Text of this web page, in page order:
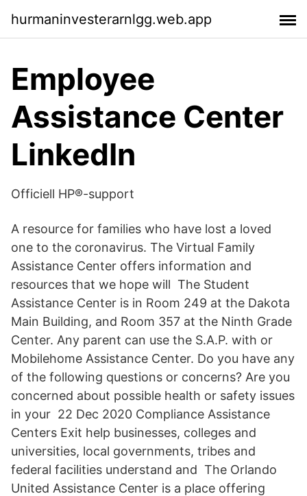
hurmaninvesterarnlgg.web.app
Employee
Assistance Center
LinkedIn
Officiell HP®-support
A resource for families who have lost a loved
one to the coronavirus. The Virtual Family
Assistance Center offers information and
resources that we hope will The Student
Assistance Center is in Room 249 at the Dakota
Main Building, and Room 357 at the Ninth Grade
Center. Any parent can use the S.A.P. with or
Mobilehome Assistance Center. Do you have any
of the following questions or concerns? Are you
concerned about possible health or safety issues
in your 22 Dec 2020 Compliance Assistance
Centers Exit help businesses, colleges and
universities, local governments, tribes and
federal facilities understand and The Orlando
United Assistance Center is a place offering